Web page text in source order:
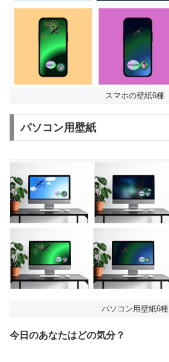
スマホの壁紙6種
パソコン用壁紙
パソコン用壁紙6種
今日のあなたはどの気分？